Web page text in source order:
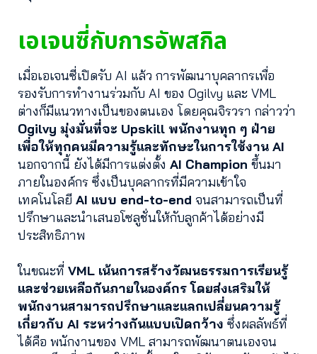
เอเจนซี่กับการอัพสกิล
เมื่อเอเจนซี่เปิดรับ AI แล้ว การพัฒนาบุคลากรเพื่อ
รองรับการทำงานร่วมกับ AI ของ Ogilvy และ VML
ต่างก็มีแนวทางเป็นของตนเอง โดยคุณจิรวรา กล่าวว่า
Ogilvy มุ่งมั่นที่จะ Upskill พนักงานทุก ๆ ฝ่าย
เพื่อให้ทุกคนมีความรู้และทักษะในการใช้งาน AI
นอกจากนี้ ยังได้มีการแต่งตั้ง AI Champion ขึ้นมา
ภายในองค์กร ซึ่งเป็นบุคลากรที่มีความเข้าใจ
เทคโนโลยี AI แบบ end-to-end จนสามารถเป็นที่
ปรึกษาและนำเสนอโซลูชั่นให้กับลูกค้าได้อย่างมี
ประสิทธิภาพ
ในขณะที่ VML เน้นการสร้างวัฒนธรรมการเรียนรู้
และช่วยเหลือกันภายในองค์กร โดยส่งเสริมให้
พนักงานสามารถปรึกษาและแลกเปลี่ยนความรู้
เกี่ยวกับ AI ระหว่างกันแบบเปิดกว้าง ซึ่งผลลัพธ์ที่
ได้คือ พนักงานของ VML สามารถพัฒนาตนเองจน